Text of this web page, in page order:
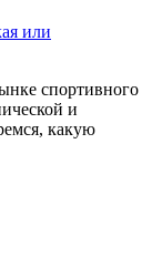
или
спортивного
и
какую